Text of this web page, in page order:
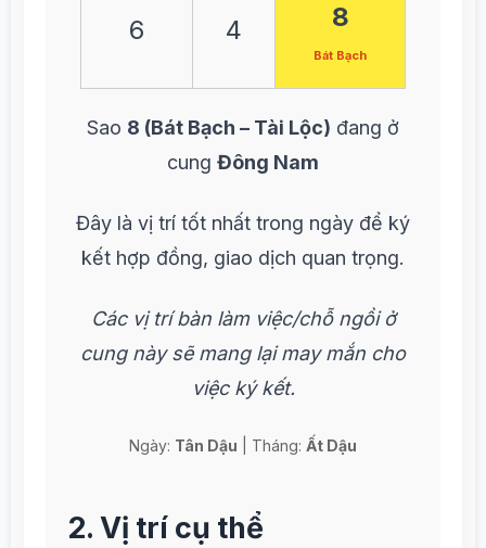
6 4 8
Bát Bạch
Sao 8 (Bát Bạch – Tài Lộc) đang ở
cung Đông Nam
Đây là vị trí tốt nhất trong ngày để ký
kết hợp đồng, giao dịch quan trọng.
Các vị trí bàn làm việc/chỗ ngồi ở
cung này sẽ mang lại may mắn cho
việc ký kết.
Ngày: Tân Dậu | Tháng: Ất Dậu
2. Vị trí cụ thể